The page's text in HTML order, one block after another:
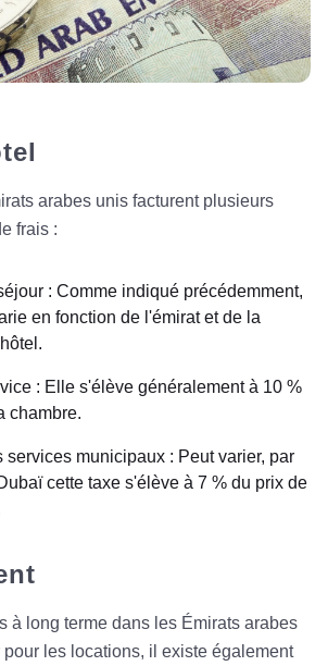
arabes unis facturent plusieurs
frais :
: Comme indiqué précédemment,
en fonction de l'émirat et de la
: Elle s'élève généralement à 10 %
chambre.
services municipaux : Peut varier, par
cette taxe s'élève à 7 % du prix de
à long terme dans les Émirats arabes
les locations, il existe également